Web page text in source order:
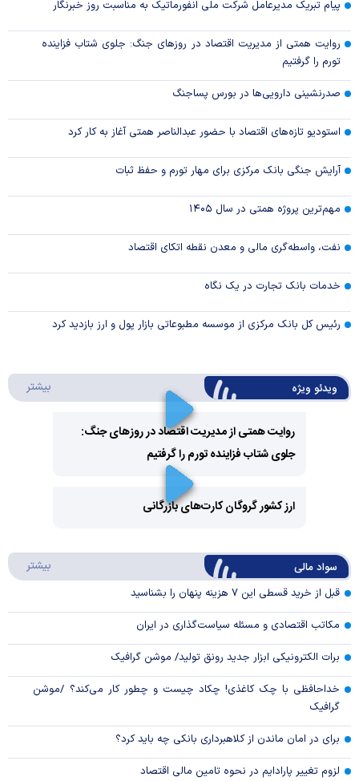
پیام تبریک مدیرعامل شرکت ملی انفورماتیک به مناسبت روز خبرنگار
روایت همتی از مدیریت اقتصاد در روزهای جنگ: جلوی شتاب فزاینده
تورم را گرفتیم
صدرنشینی دارویی‌ها در بورس پساجنگ
استودیو تازه‌های اقتصاد با حضور عبدالناصر همتی آغاز به کار کرد
آرایش جنگی بانک مرکزی برای مهار تورم و حفظ ثبات
مهم‌ترین پروژه همتی در سال ۱۴۰۵
نفت، واسطه‌گری مالی و معدن نقطه اتکای اقتصاد
خدمات بانک تجارت در یک نگاه
رئیس کل بانک مرکزی از موسسه مطبوعاتی بازار پول و ارز بازدید کرد
ویدئو ویژه بیشتر
Play
Video
روایت همتی از مدیریت اقتصاد در روزهای جنگ:
جلوی شتاب فزاینده تورم را گرفتیم
Video
ارز کشور گروگان کارت‌های بازرگانی
سواد مالی بیشتر
قبل از خرید قسطی این ۷ هزینه پنهان را بشناسید
مکاتب اقتصادی و مسئله سیاست‌گذاری در ایران
برات الکترونیکی ابزار جدید رونق تولید/ موشن گرافیک
خداحافظی با چک کاغذی! چکاد چیست و چطور کار می‌کند؟ /موشن
گرافیک
برای در امان ماندن از کلاهبرداری بانکی چه باید کرد؟
لزوم تغییر پارادایم در نحوه تامین مالی اقتصاد